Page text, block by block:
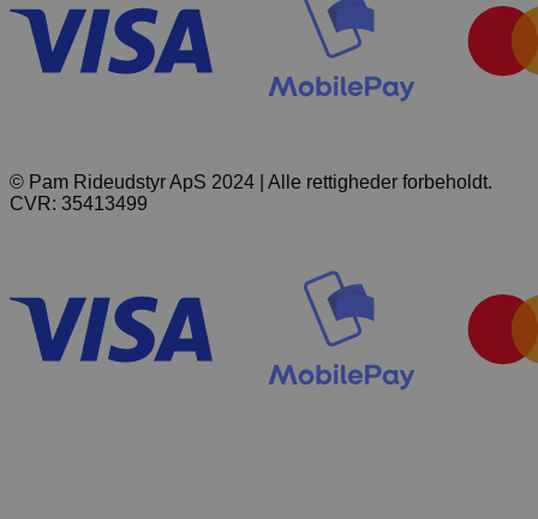
© Pam Rideudstyr ApS 2024 | Alle rettigheder forbeholdt.
CVR: 35413499